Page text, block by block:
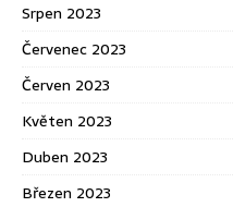
Srpen 2023
Červenec 2023
Červen 2023
Květen 2023
Duben 2023
Březen 2023